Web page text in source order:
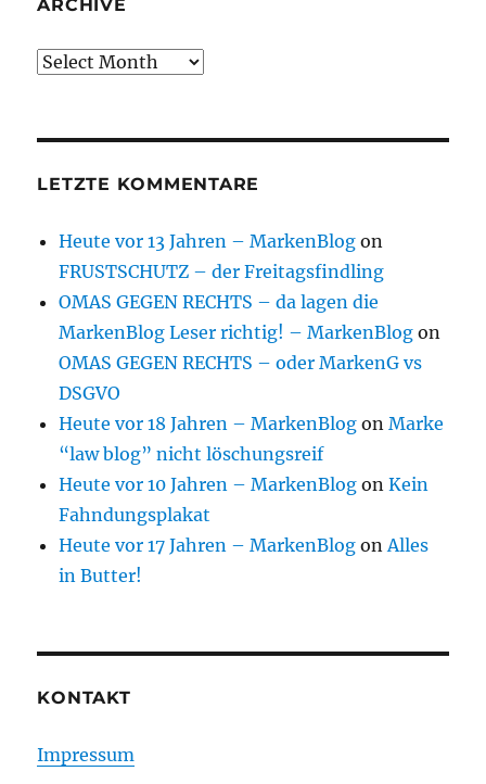
ARCHIVE
Archive
LETZTE KOMMENTARE
Heute vor 13 Jahren – MarkenBlog on
FRUSTSCHUTZ – der Freitagsfindling
OMAS GEGEN RECHTS – da lagen die
MarkenBlog Leser richtig! – MarkenBlog on
OMAS GEGEN RECHTS – oder MarkenG vs
DSGVO
Heute vor 18 Jahren – MarkenBlog onMarke
“law blog” nicht löschungsreif
Heute vor 10 Jahren – MarkenBlog onKein
Fahndungsplakat
Heute vor 17 Jahren – MarkenBlog onAlles
in Butter!
KONTAKT
Impressum